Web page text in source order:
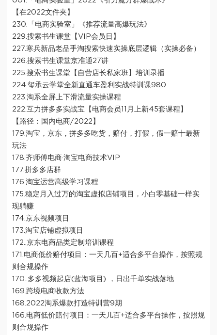
【在2022文件夹】
230.「电商实验室」《推荐流量高爆玩法》
229.搜索书生课堂【VIP会员日】
227.寒兵新品老品手淘搜索快速实操底层逻辑（实操必备）
226.搜索书生课堂京准通27讲
225.搜索书生课堂【自营店长私家班】培训录播
224.玺承云学堂全新直通车盈利实战特训课980
223.淘系全屏上下滑流量实操课程
222.互力拼多多实战宝【电商会员11月上新45套课程】
【路径：国内电商/2022】
179.淘宝，京东，拼多多吃货，赔付，打假，假一赔十最新
玩法
178.齐师傅电商·淘宝电商技术VIP
177.拼多多店群
176.淘宝运营高级学习课程
175.稳定月入过万的淘宝虚拟店铺项目，小白零基础一样实
现躺赚
174.京东视频项目
173.淘宝店铺虚拟项目
172..京东电商品类定制培训课程
171.电商低价赔付项目：一天几百+适合多平台操作，按照规
则合规操作
170..多多视频起店(蓝海项目) ，日出千单实战落地
169.跨境电商收款方法
168.2022淘系爆款打造特训营9期
166.电商低价赔付项目：一天几百+适合多平台操作，按照规
则合规操作